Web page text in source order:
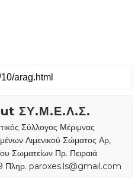
ΣΥ.Μ.Ε.Λ.Σ.
Σύλλογος Μέριμνας
Λιμενικού Σώματος Αρ,
Σωματείων Πρ. Πειραιά
Πληρ. paroxes.ls@gmail.com